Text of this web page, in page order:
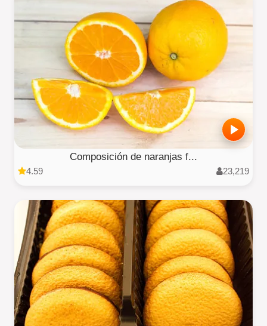
Composición de naranjas f...
4.59 23,219